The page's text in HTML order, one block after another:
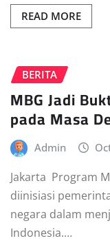
READ MORE
BERITA
MBG Jadi
pada Masa
Admin
Jakarta  Program
diinisiasi
negara dalam
Indonesia.…